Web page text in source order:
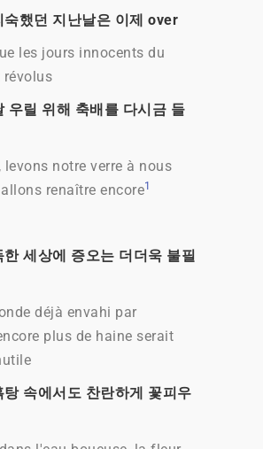
숙했던 지난날은 이제 over
les jours innocents du
révolus
우릴 위해 축배를 다시금 들
levons notre verre à nous
renaître encore1
한 세상에 증오는 더더욱 불필
déjà envahi par
plus de haine serait
탕 속에서도 찬란하게 꽃피우